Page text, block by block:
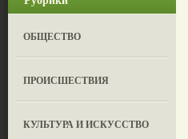
ОБЩЕСТВО
ПРОИСШЕСТВИЯ
КУЛЬТУРА И ИСКУССТВО